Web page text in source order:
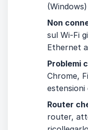
Non
sul Wi-Fi
Ethernet
Problemi
Chrome,
estensioni
Router
router,